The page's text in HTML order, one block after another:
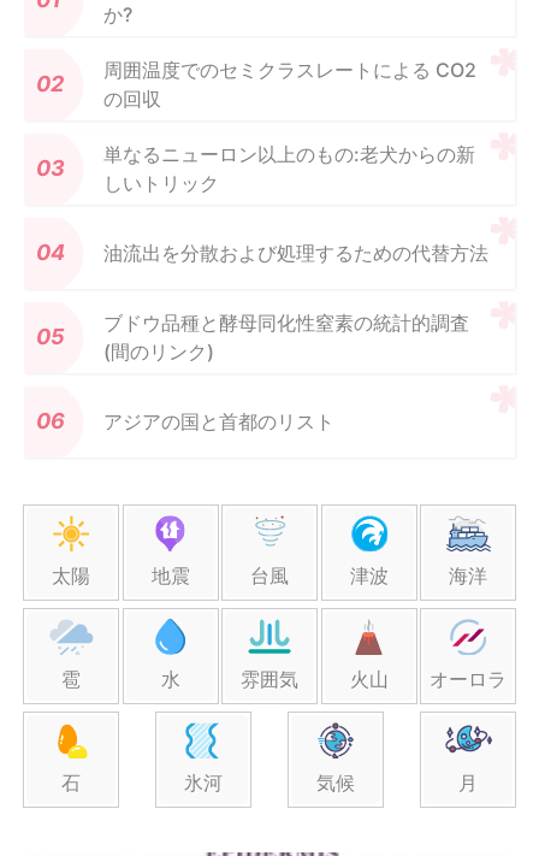
か?
周囲温度でのセミクラスレートによる CO2
の回収
単なるニューロン以上のもの:老犬からの新
しいトリック
油流出を分散および処理するための代替方法
ブドウ品種と酵母同化性窒素の統計的調査
(間のリンク)
アジアの国と首都のリスト
太陽 地震 台風 津波 海洋
雹 水 雰囲気 火山 オーロラ
石 氷河 気候 月